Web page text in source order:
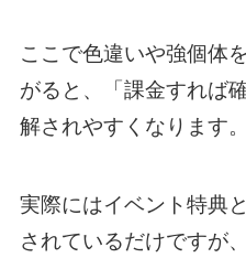
ここで色違いや強個体
がると、「課金すれば
解されやすくなります。
実際にはイベント特典
されているだけですが